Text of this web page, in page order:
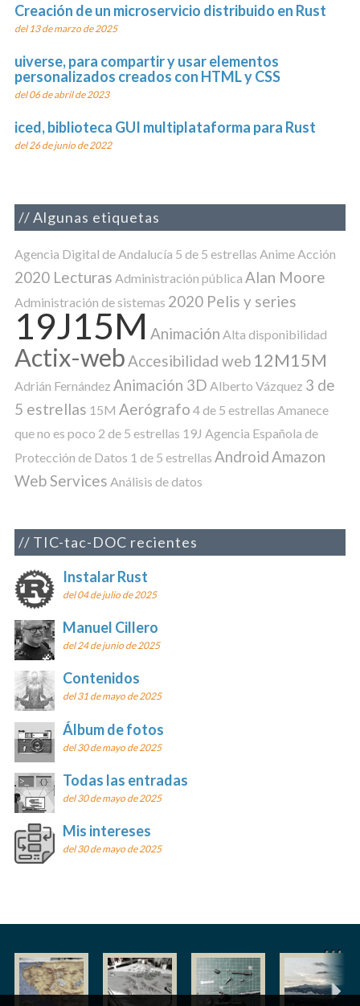
Creación de un microservicio distribuido en Rust
del 13 de marzo de 2025
uiverse, para compartir y usar elementos
personalizados creados con HTML y CSS
del 06 de abril de 2023
iced, biblioteca GUI multiplataforma para Rust
del 26 de junio de 2022
Algunas etiquetas
Agencia Digital de Andalucía 5 de 5 estrellas AnimeAcción
2020 Lecturas Administración pública Alan Moore
Administración de sistemas 2020 Pelis y series
19J15M Animación Alta disponibilidad
Actix-webAccesibilidad web 12M15M
Adrián Fernández Animación 3D Alberto Vázquez 3 de
5 estrellas 15M Aerógrafo 4 de 5 estrellas Amanece
que no es poco 2 de 5 estrellas 19J Agencia Española de
Protección de Datos 1 de 5 estrellas AndroidAmazon
Web Services Análisis de datos
TIC-tac-DOC recientes
Instalar Rust
del 04 de julio de 2025
Manuel Cillero
del 24 de junio de 2025
Contenidos
del 31 de mayo de 2025
Álbum de fotos
del 30 de mayo de 2025
Todas las entradas
del 30 de mayo de 2025
Mis intereses
del 30 de mayo de 2025